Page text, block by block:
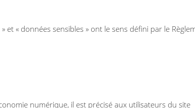
« données sensibles » ont le sens défini par le
numérique, il est précisé aux utilisateurs du site